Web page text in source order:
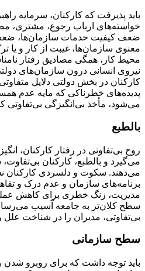
باید پذیرفت که کارکنان، سرمایه
خواسته‌های ارباب رجوع، مشتری،
ضعف کیفیت خدمات سازمان‌ها، ضعف
معنوی سازمان‌ها، غیبت از کار و یا
محیط کار، همگی مصادیق رفتار
نیروی انسانی درون سازمان‌های
کارکنان در بخش دولتی دلایل
پدیده‌های خطرناکی که مایه عدم
می‌شود، مأخذ بی‌انگیزگی بی‌تفاوتی
بالطبع
روح بی‌تفاوتی در رفتار کارکنان،
می‌گیرد و بالطبع، کارکنان
می‌دهند. سکوت و دلسردی
برنامه‌های سازمان و عدم درک و
مدیریت، زنگ خطری برای کاهش
سطح کلان‌تر به جامعه آسیب
بی‌تفاوتی، مدیران را در شناخت
سطح سازمانی
باید توجه داشت که برای روبرو شدن